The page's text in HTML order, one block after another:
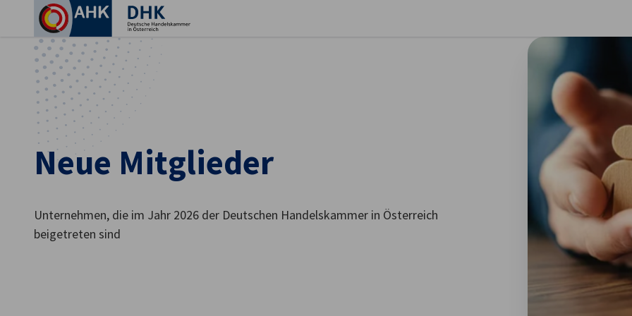
Neue Mitglieder
Unternehmen, die im Jahr 2026 der Deutschen Handelskammer in Österreich
beigetreten sind